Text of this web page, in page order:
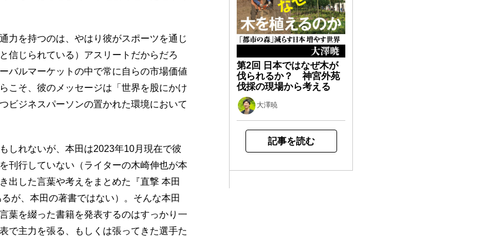
力を持つのは、やはり彼がスポーツを通じ
信じられている）アスリートだからだろ
バルマーケットの中で常に自らの市場価値
こそ、彼のメッセージは「世界を股にかけ
ビジネスパーソンの置かれた環境において
しれないが、本田は2023年10月現在で彼
刊行していない（ライターの木崎伸也が本
出した言葉や考えをまとめた『直撃 本田
が、本田の著書ではない）。そんな本田
葉を綴った書籍を発表するのはすっかり一
で主力を張る、もしくは張ってきた選手た
第2回 日本ではなぜ木が
伐られるか？ 神宮外苑
伐採の現場から考える
大澤暁
記事を読む